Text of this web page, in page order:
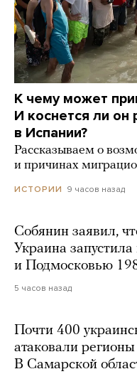
К чему может
И коснется ли он
в Испании?
Рассказываем о
и причинах
ИСТОРИИ 9 часов назад
Собянин заявил,
Украина
и Подмосковью
5 часов назад
Почти 400
атаковали
В Самарской